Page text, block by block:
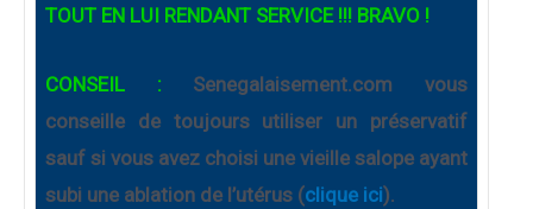
TOUT EN LUI RENDANT SERVICE !!! BRAVO !
CONSEIL : Senegalaisement.com vous
conseille de toujours utiliser un préservatif
sauf si vous avez choisi une vieille salope ayant
subi une ablation de l’utérus (clique ici).